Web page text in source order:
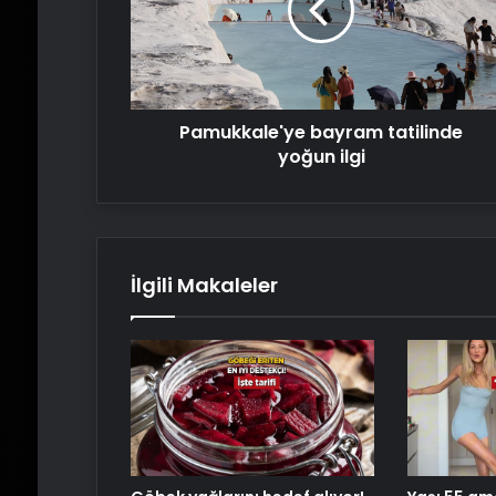
ilgi
Pamukkale'ye bayram tatilinde
yoğun ilgi
İlgili Makaleler